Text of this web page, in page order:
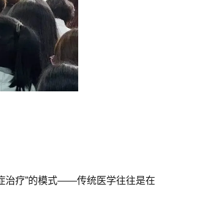
治疗”的模式——传统医学往往是在